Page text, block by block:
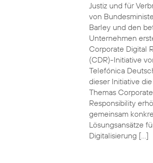
Justiz und für
von
Barley und den
Unternehmen
Corporate Digital
(CDR)-Initiative
Telefónica
dieser Initiative
Themas
Responsibility
gemeinsam
Lösungsansätze
Digitalisierung […]